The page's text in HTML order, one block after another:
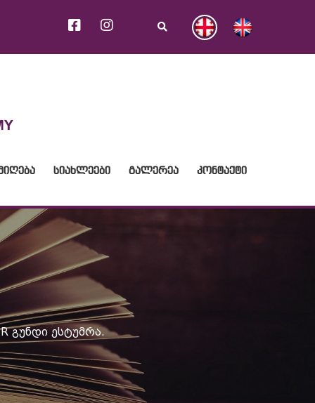
ᲡᲘᲐᲮᲚᲔᲔᲑᲘ ᲒᲐᲚᲔᲠᲔᲐ ᲙᲝᲜᲢᲐᲥᲢᲘ
Გუნდი Ესტუმრა.